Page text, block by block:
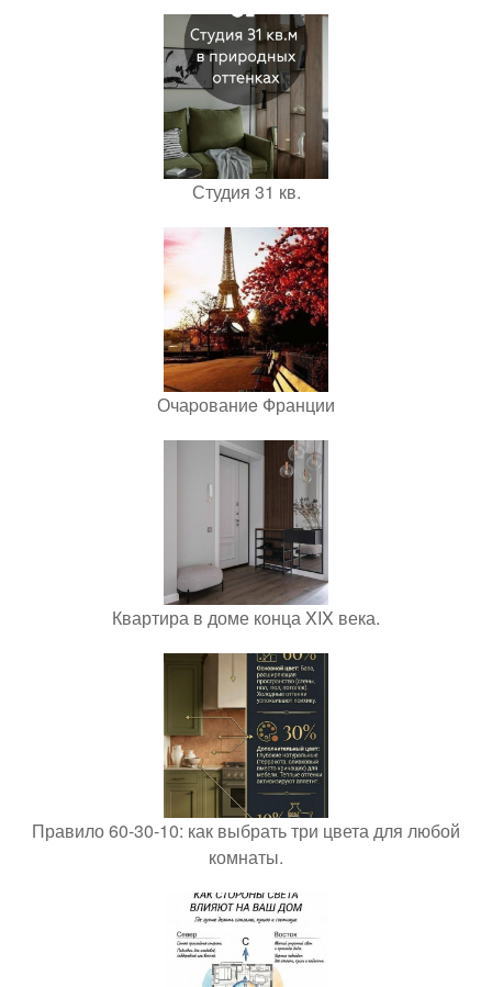
Студия 31 кв.
Очаpованиe Франции
Квартира в доме конца XIX века.
Правило 60-30-10: как выбрать три цвета для любой
комнаты.